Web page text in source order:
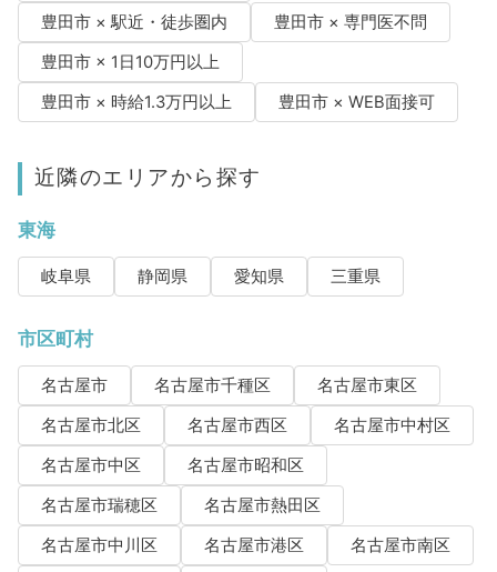
豊田市 × 駅近・徒歩圏内
豊田市 × 専門医不問
豊田市 × 1日10万円以上
豊田市 × 時給1.3万円以上
豊田市 × WEB面接可
近隣のエリアから探す
東海
岐阜県 静岡県 愛知県 三重県
市区町村
名古屋市 名古屋市千種区
名古屋市東区
名古屋市北区
名古屋市西区
名古屋市中村区
名古屋市中区
名古屋市昭和区
名古屋市瑞穂区
名古屋市熱田区
名古屋市中川区
名古屋市港区
名古屋市南区